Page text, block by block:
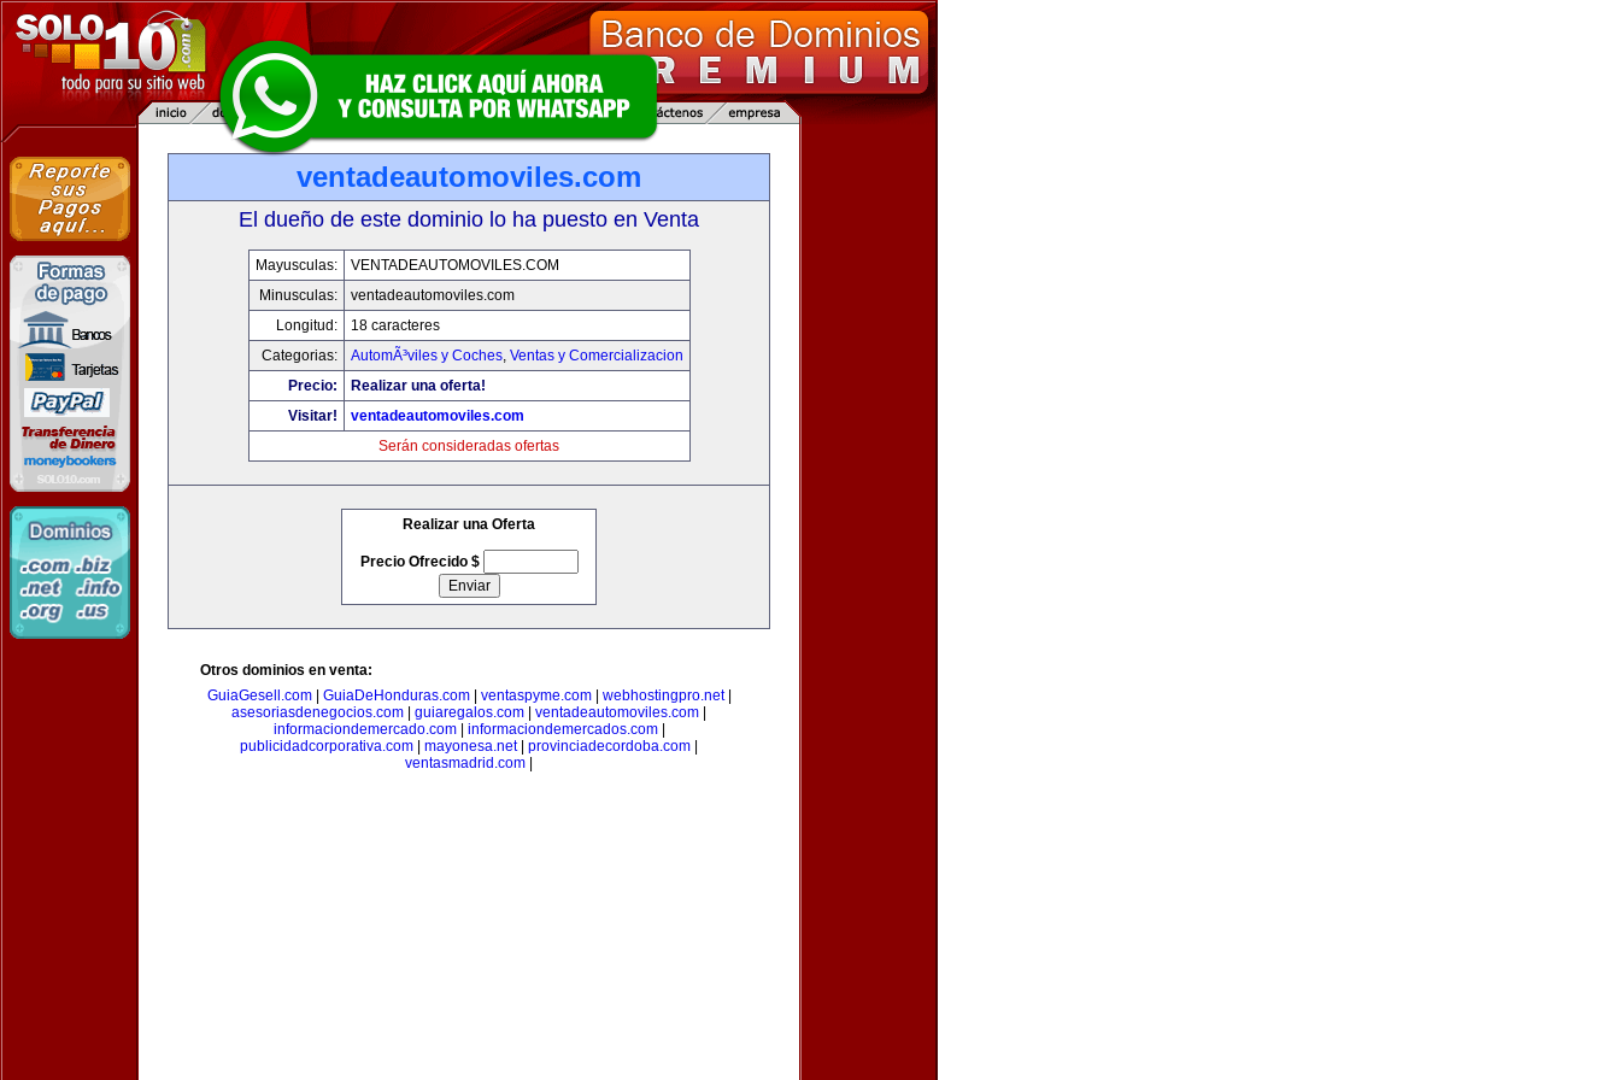
ventadeautomoviles.com
El dueño de este dominio lo ha puesto en Venta
Mayusculas:
VENTADEAUTOMOVILES.COM
Minusculas:
ventadeautomoviles.com
Longitud:
18 caracteres
Categorias:
AutomÃ³viles y Coches, Ventas y Comercializacion
Precio:
Realizar una oferta!
Visitar!
ventadeautomoviles.com
Serán consideradas ofertas
Realizar una Oferta
Precio Ofrecido $
Otros dominios en venta:
GuiaGesell.com| GuiaDeHonduras.com| ventaspyme.com| webhostingpro.net|
asesoriasdenegocios.com
guiaregalos.com ventadeautomoviles.com
informaciondemercado.com| informaciondemercados.com|
publicidadcorporativa.com
mayonesa.net| provinciadecordoba.com
ventasmadrid.com